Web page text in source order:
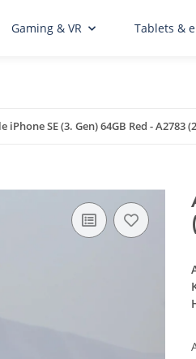
Gaming & VR Tablets &
iPhone SE (3. Gen) 64GB Red - A2783